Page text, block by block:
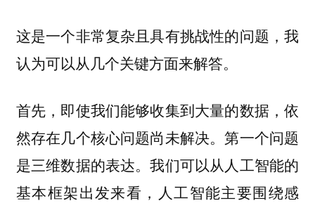
这是一个非常复杂且具有挑战性的问题，我
认为可以从几个关键方面来解答。
首先，即使我们能够收集到大量的数据，依
然存在几个核心问题尚未解决。第一个问题
是三维数据的表达。我们可以从人工智能的
基本框架出发来看，人工智能主要围绕感